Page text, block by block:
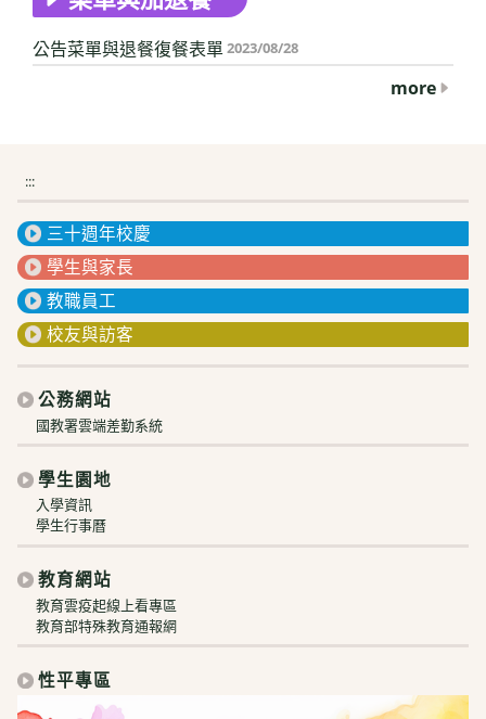
公告菜單與退餐復餐表單2023/08/28
more
:::
三十週年校慶
學生與家長
教職員工
校友與訪客
公務網站
國教署雲端差勤系統
學生園地
入學資訊
學生行事曆
教育網站
教育雲疫起線上看專區
教育部特殊教育通報網
性平專區